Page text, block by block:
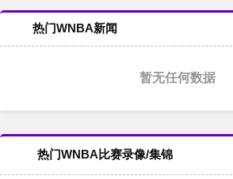
热门WNBA新闻
暂无任何数据
热门WNBA比赛录像/集锦